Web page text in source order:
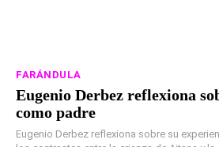
FARÁNDULA
Eugenio Derbez reflexiona
como padre
Eugenio Derbez reflexiona sobre su